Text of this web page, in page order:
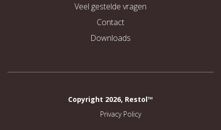
Veel gestelde vragen
Contact
Downloads
Copyright 2026, Restol™
Privacy Policy